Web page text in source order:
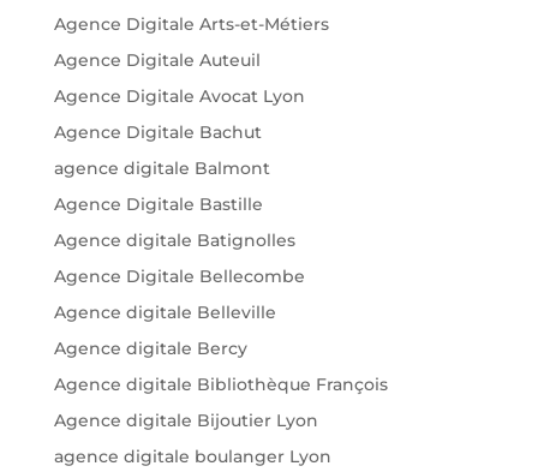
Agence Digitale Arts-et-Métiers
Agence Digitale Auteuil
Agence Digitale Avocat Lyon
Agence Digitale Bachut
agence digitale Balmont
Agence Digitale Bastille
Agence digitale Batignolles
Agence Digitale Bellecombe
Agence digitale Belleville
Agence digitale Bercy
Agence digitale Bibliothèque François
Agence digitale Bijoutier Lyon
agence digitale boulanger Lyon